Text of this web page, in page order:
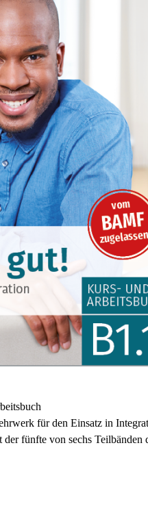
für den Einsatz in
fünfte von sechs